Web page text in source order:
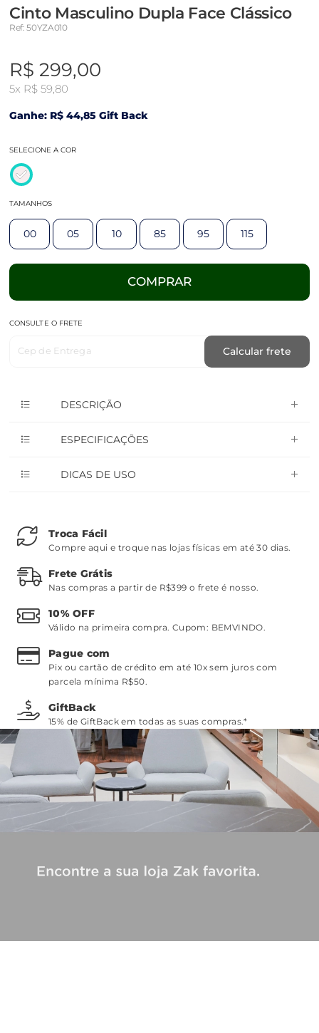
Cinto Masculino Dupla Face Clássico
Ref: 50YZA010
R$ 299,00
5x R$ 59,80
Ganhe: R$ 44,85 Gift Back
SELECIONE A COR
TAMANHOS
00 05 10 85 95 115
COMPRAR
CONSULTE O FRETE
Cep de Entrega Calcular frete
DESCRIÇÃO
ESPECIFICAÇÕES
DICAS DE USO
Troca Fácil
Compre aqui e troque nas lojas físicas em até 30 dias.
Frete Grátis
Nas compras a partir de R$399 o frete é nosso.
10% OFF
Válido na primeira compra. Cupom: BEMVINDO.
Pague com
Pix ou cartão de crédito em até 10x sem juros com
parcela mínima R$50.
GiftBack
15% de GiftBack em todas as suas compras.*